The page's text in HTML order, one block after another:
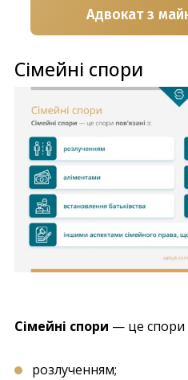
Адвокат з
Сімейні спори
Сімейні спори — це спори
розлученням;